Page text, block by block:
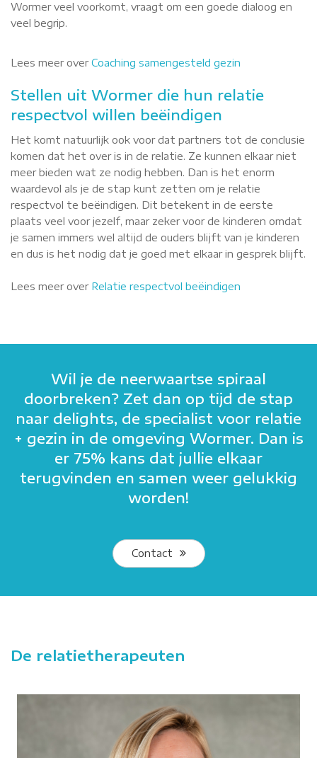
Wormer veel voorkomt, vraagt om een goede dialoog en
veel begrip.
Lees meer overCoaching samengesteld gezin
Stellen uit Wormer die hun relatie
respectvol willen beëindigen
Het komt natuurlijk ook voor dat partners tot de conclusie
komen dat het over is in de relatie. Ze kunnen elkaar niet
meer bieden wat ze nodig hebben. Dan is het enorm
waardevol als je de stap kunt zetten om je relatie
respectvol te beëindigen. Dit betekent in de eerste
plaats veel voor jezelf, maar zeker voor de kinderen omdat
je samen immers wel altijd de ouders blijft van je kinderen
en dus is het nodig dat je goed met elkaar in gesprek blijft.
Lees meer over Relatie respectvol beëindigen
Wil je de neerwaartse spiraal
doorbreken? Zet dan op tijd de stap
naar delights, de specialist voor relatie
+ gezin in de omgeving Wormer. Dan is
er 75% kans dat jullie elkaar
terugvinden en samen weer gelukkig
worden!
Contact
De relatietherapeuten